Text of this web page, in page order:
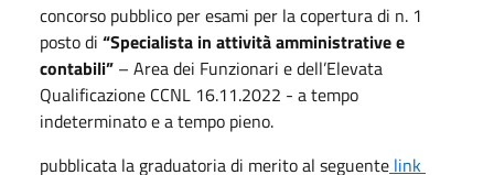
concorso pubblico per esami per la copertura di n. 1
posto di “Specialista in attività amministrative e
contabili” – Area dei Funzionari e dell’Elevata
Qualificazione CCNL 16.11.2022 - a tempo
indeterminato e a tempo pieno.
pubblicata la graduatoria di merito al seguente link